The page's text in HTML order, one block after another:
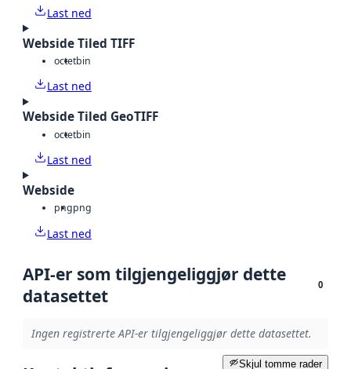
Last ned
Webside Tiled TIFF
octetbin
Last ned
Webside Tiled GeoTIFF
octetbin
Last ned
Webside
pngpng
Last ned
API-er som tilgjengeliggjør dette
datasettet
0
Ingen registrerte API-er tilgjengeliggjør dette datasettet.
Skjul tomme rader